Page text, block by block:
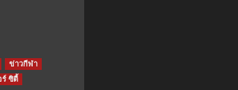
ข่าวกีฬา
ร์ ซิตี้